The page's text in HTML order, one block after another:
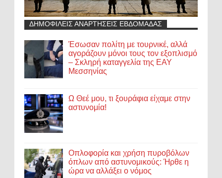
ΔΗΜΟΦΙΛΕΙΣ ΑΝΑΡΤΗΣΕΙΣ ΕΒΔΟΜΑΔΑΣ
Έσωσαν πολίτη με τουρνικέ, αλλά
αγοράζουν μόνοι τους τον εξοπλισμό
– Σκληρή καταγγελία της ΕΑΥ
Μεσσηνίας
Ω Θεέ μου, τι ξουράφια είχαμε στην
αστυνομία!
Οπλοφορία και χρήση πυροβόλων
όπλων από αστυνομικούς: Ήρθε η
ώρα να αλλάξει ο νόμος